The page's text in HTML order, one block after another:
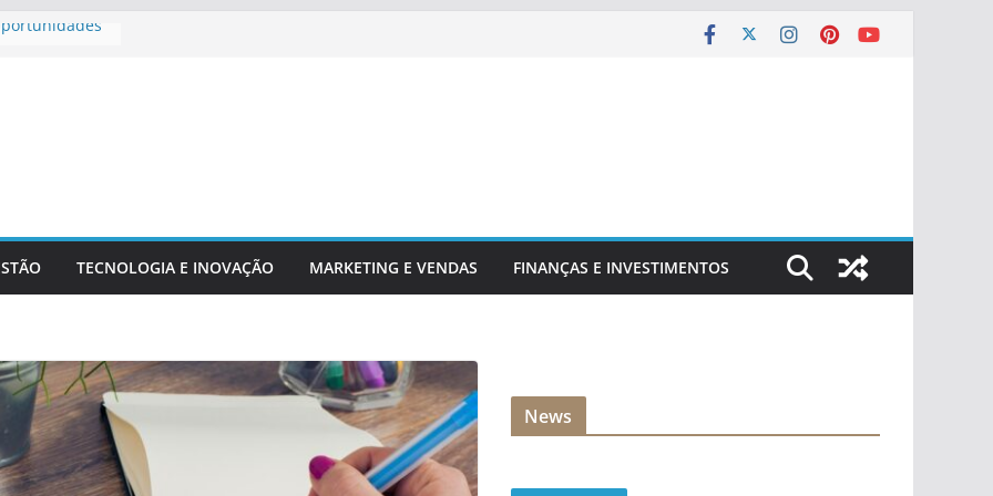
TECNOLOGIA E INOVAÇÃO MARKETING E VENDAS FINANÇAS E INVESTIMENTOS
News